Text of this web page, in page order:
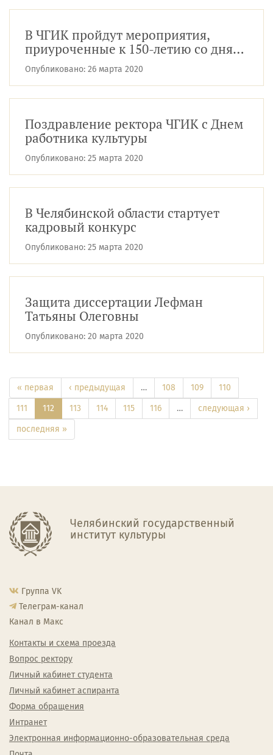
В ЧГИК пройдут мероприятия,
приуроченные к 150-летию со дня
рождения писателя Ивана Бунина
Опубликовано: 26 марта 2020
Поздравление ректора ЧГИК с Днем
работника культуры
Опубликовано: 25 марта 2020
В Челябинской области стартует
кадровый конкурс
Опубликовано: 25 марта 2020
Защита диссертации Лефман
Татьяны Олеговны
Опубликовано: 20 марта 2020
« первая ‹ предыдущая … 108 109
110
111
112 113 114 115 116 …
следующая ›
последняя »
Челябинский государственный
институт культуры
Группа VK
Телеграм-канал
Канал в Макс
Контакты и схема проезда
Вопрос ректору
Личный кабинет студента
Личный кабинет аспиранта
Форма обращения
Интранет
Электронная информационно-образовательная среда